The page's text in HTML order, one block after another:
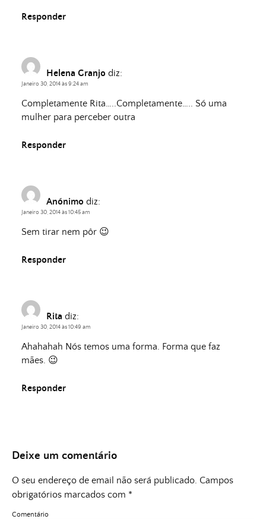
Responder
Helena Granjo diz:
Janeiro 30, 2014 às 9:24 am
Completamente Rita…..Completamente….. Só uma
mulher para perceber outra
Responder
Anónimo diz:
Janeiro 30, 2014 às 10:45 am
Sem tirar nem pôr 😉
Responder
Rita diz:
Janeiro 30, 2014 às 10:49 am
Ahahahah Nós temos uma forma. Forma que faz
mães. 😉
Responder
Deixe um comentário
O seu endereço de email não será publicado. Campos
obrigatórios marcados com *
Comentário